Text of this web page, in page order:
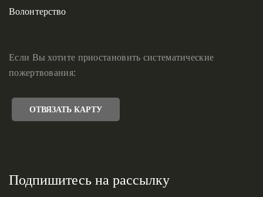
Волонтерство
Если Вы хотите приостановить систематические
пожертвования:
ОТВЯЗАТЬ КАРТУ
Подпишитесь на рассылку